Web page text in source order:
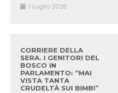
1 Luglio 2026
CORRIERE DELLA
SERA. I GENITORI DEL
BOSCO IN
PARLAMENTO: “MAI
VISTA TANTA
CRUDELTÀ SUI BIMBI”